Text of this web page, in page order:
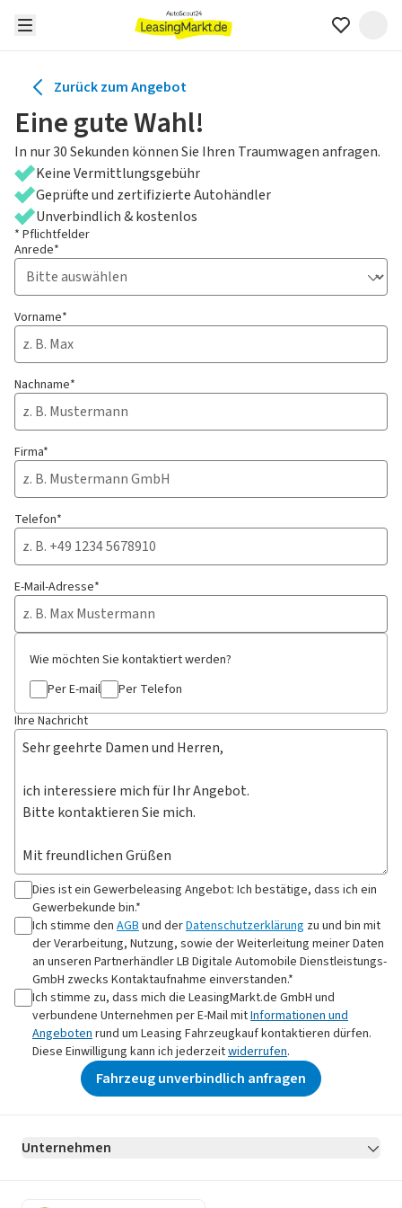
Zurück zum Angebot
Eine gute Wahl!
In nur 30 Sekunden können Sie Ihren Traumwagen anfragen.
Keine Vermittlungsgebühr
Geprüfte und zertifizierte Autohändler
Unverbindlich & kostenlos
* Pflichtfelder
Anrede*
Vorname*
Nachname*
Firma*
Telefon*
E-Mail-Adresse*
Wie möchten Sie kontaktiert werden?
Per E-mail
Per Telefon
Ihre Nachricht
Dies ist ein Gewerbeleasing Angebot: Ich bestätige, dass ich ein
Gewerbekunde bin.*
Ich stimme den AGBund derDatenschutzerklärung zu und bin mit
der Verarbeitung, Nutzung, sowie der Weiterleitung meiner Daten
an unseren Partnerhändler LB Digitale Automobile Dienstleistungs-
GmbH zwecks Kontaktaufnahme einverstanden.*
Ich stimme zu, dass mich die LeasingMarkt.de GmbH und
verbundene Unternehmen per E-Mail mitInformationen und
Angebotenrund um Leasing Fahrzeugkauf kontaktieren dürfen.
Diese Einwilligung kann ich jederzeitwiderrufen.
Fahrzeug unverbindlich anfragen
Unternehmen